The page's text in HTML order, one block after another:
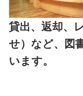
貸出、返却、
せ）など、図
います。